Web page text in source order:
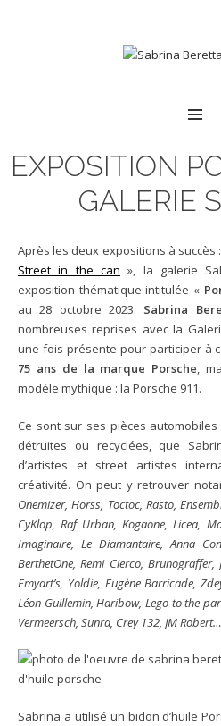
EXPOSITION
GALERIE
Après les deux expositions à succès
Street in the can », la galerie
exposition thématique intitulée «
au 28 octobre 2023. Sabrina
nombreuses reprises avec la
une fois présente pour participer à
75 ans de la marque Porsche,
modèle mythique : la Porsche 911.
Ce sont sur ses pièces
détruites ou recyclées, que
d’artistes et street artistes
créativité. On peut y retrouver
Onemizer, Horss, Toctoc, Rasto,
CyKlop, Raf Urban, Kogaone, Licea,
Imaginaire, Le Diamantaire, Anna
BerthetOne, Remi Cierco, Brunograffer,
Emyart’s, Yoldie, Eugène Barricade,
Léon Guillemin, Haribow, Lego to the
Vermeersch, Sunra, Crey 132, JM Robert…
Sabrina a utilisé un bidon d’huile